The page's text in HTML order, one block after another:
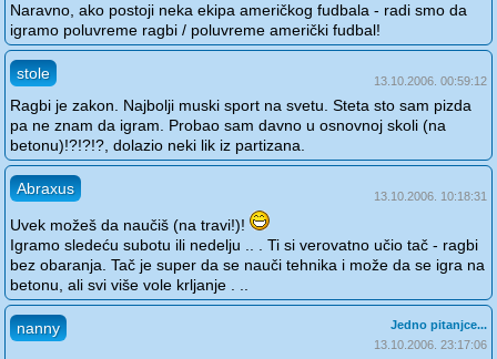
Naravno, ako postoji neka ekipa američkog fudbala - radi smo da
igramo poluvreme ragbi / poluvreme američki fudbal!
stole 13.10.2006. 00:59:12
Ragbi je zakon. Najbolji muski sport na svetu. Steta sto sam pizda
pa ne znam da igram. Probao sam davno u osnovnoj skoli (na
betonu)!?!?!?, dolazio neki lik iz partizana.
Abraxus 13.10.2006. 10:18:31
Uvek možeš da naučiš (na travi!)!
Igramo sledeću subotu ili nedelju .. . Ti si verovatno učio tač - ragbi
bez obaranja. Tač je super da se nauči tehnika i može da se igra na
betonu, ali svi više vole krljanje . ..
nanny
Jedno pitanjce...
13.10.2006. 23:17:06